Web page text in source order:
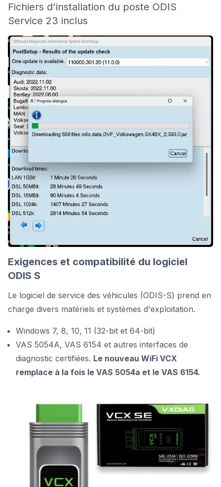
Fichiers d'installation du poste ODIS
Service 23 inclus
Exigences et compatibilité du logiciel
ODIS S
Le logiciel de service des véhicules (ODIS-S) prend en
charge divers matériels et systèmes d'exploitation.
Windows 7, 8, 10, 11 (32-bit et 64-bit)
VAS 5054A, VAS 6154 et autres interfaces de
diagnostic certifiées. Le nouveau WiFi VCX
remplace à la fois le VAS 5054a et le VAS 6154.